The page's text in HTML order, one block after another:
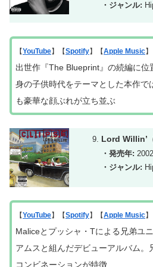
・ジャンル:
【YouTube】【Spotify】【Apple Music】
出世作『The Blueprint』の続編に位
身の子供時代をテーマとした本作で
も豪華な顔ぶれが立ち並ぶ
Lord Willin’
・発売年:
・ジャンル:
【YouTube】【Spotify】【Apple Music】
Maliceとプッシャ・Tによる兄弟ユ
アムスと組んだデビューアルバム。
コンビネーションが特徴